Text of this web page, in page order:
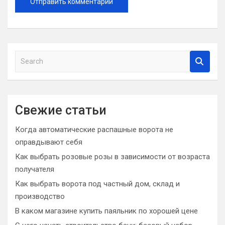
a
c
Свежие статьи
Когда автоматические распашные ворота не
оправдывают себя
Как выбрать розовые розы в зависимости от возраста
получателя
Как выбрать ворота под частный дом, склад и
производство
В каком магазине купить паяльник по хорошей цене